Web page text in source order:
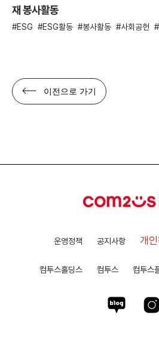
재 봉사활동
ESG ESG활동 봉사활동 사회공헌
이전으로 가기
운영정책 공지사항 개
컴투스홀딩스 컴투스 컴투스